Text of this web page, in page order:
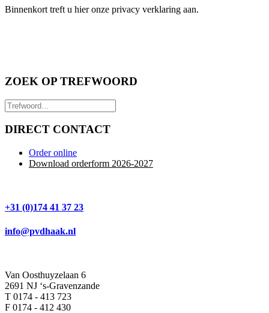
Binnenkort treft u hier onze privacy verklaring aan.
ZOEK OP TREFWOORD
DIRECT CONTACT
Order online
Download orderform 2026-2027
+31 (0)174 41 37 23
info@pvdhaak.nl
Van Oosthuyzelaan 6
2691 NJ ‘s-Gravenzande
T 0174 - 413 723
F 0174 - 412 430